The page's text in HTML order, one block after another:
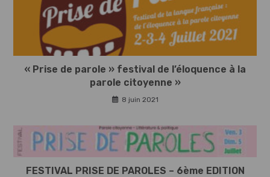
« Prise de parole » festival de l’éloquence à la
parole citoyenne »
8 juin 2021
FESTIVAL PRISE DE PAROLES – 6ème EDITION